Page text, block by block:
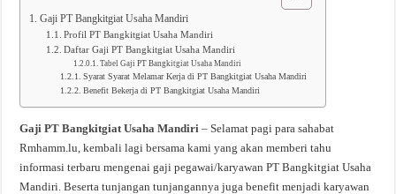
Gaji PT Bangkitgiat Usaha Mandiri
Profil PT Bangkitgiat Usaha Mandiri
Daftar Gaji PT Bangkitgiat Usaha Mandiri
Tabel Gaji PT Bangkitgiat Usaha Mandiri
Syarat Syarat Melamar Kerja di PT Bangkitgiat Usaha Mandiri
Benefit Bekerja di PT Bangkitgiat Usaha Mandiri
Gaji PT Bangkitgiat Usaha Mandiri – Selamat pagi para sahabat
Rmhamm.lu, kembali lagi bersama kami yang akan memberi tahu
informasi terbaru mengenai gaji pegawai/karyawan PT Bangkitgiat Usaha
Mandiri. Beserta tunjangan tunjangannya juga benefit menjadi karyawan